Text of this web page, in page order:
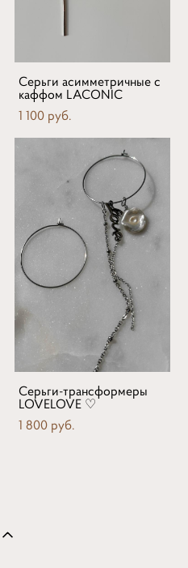
Серьги асимметричные с
каффом LACONIC
1 100 pуб.
Серьги-трансформеры
LOVELOVE ♡
1 800 pуб.